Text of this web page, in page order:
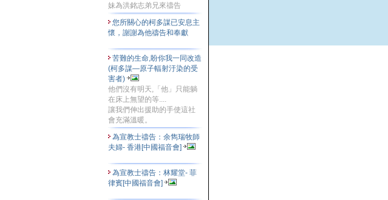
妹為洪銘志弟兄來禱告
您所關心的柯多謀已安息主
懷，謝謝為他禱告和奉獻
苦難的生命,盼你我一同改造
(柯多謀—原子輻射汙染的受
害者)
他們沒有明天,「他」只能躺
在床上無望的等....
讓我們伸出援助的手使這社
會充滿溫暖。
為宣教士禱告：余雋瑞牧師
夫婦- 香港[中國福音會]
為宣教士禱告：林耀堂- 菲
律賓[中國福音會]